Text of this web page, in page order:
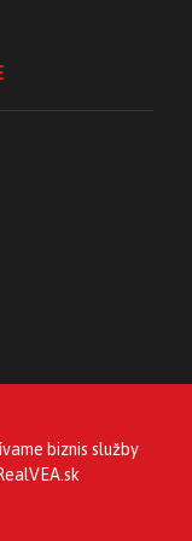
biznis služby